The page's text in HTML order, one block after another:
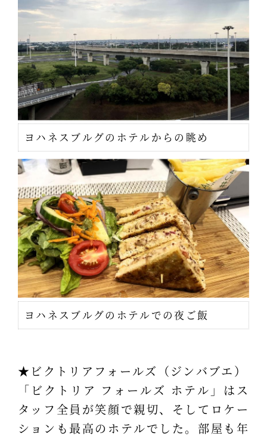
ヨハネスブルグのホテルからの眺め
ヨハネスブルグのホテルでの夜ご飯
★ビクトリアフォールズ（ジンバブエ）
「ビクトリア フォールズ ホテル」はス
タッフ全員が笑顔で親切、そしてロケー
ションも最高のホテルでした。部屋も年